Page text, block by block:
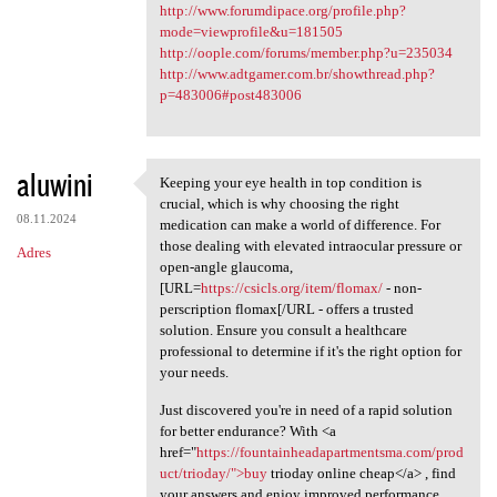
http://www.forumdipace.org/profile.php?
mode=viewprofile&u=181505
http://oople.com/forums/member.php?u=235034
http://www.adtgamer.com.br/showthread.php?
p=483006#post483006
aluwini
08.11.2024
Adres
Keeping your eye health in
Keeping your eye health in top condition is
crucial, which is why choosing the right
medication can make a world of difference. For
those dealing with elevated intraocular pressure or
open-angle glaucoma,
[URL=https://csicls.org/item/flomax/- non-
perscription flomax[/URL - offers a trusted
solution. Ensure you consult a healthcare
professional to determine if it's the right option for
your needs.
Just discovered you're in need of a rapid solution
for better endurance? With <a
href="https://fountainheadapartmentsma.com/prod
uct/trioday/">buytrioday online cheap</a> , find